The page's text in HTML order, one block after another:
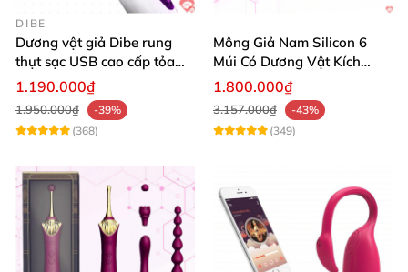
DIBE
Dương vật giả Dibe rung
thụt sạc USB cao cấp tỏa
nhiệt mạnh
1.190.000₫
1.950.000₫
-39%
(368)
Mông Giả Nam Silicon 6
Múi Có Dương Vật Kích
Thước Lớn Hấp Dẫn
1.800.000₫
3.157.000₫
-43%
(349)